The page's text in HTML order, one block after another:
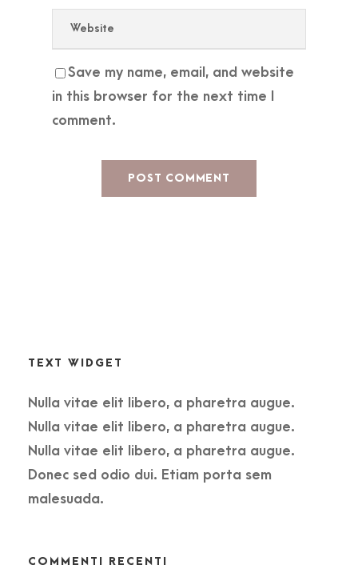
Save my name, email, and website
in this browser for the next time I
comment.
TEXT WIDGET
Nulla vitae elit libero, a pharetra augue.
Nulla vitae elit libero, a pharetra augue.
Nulla vitae elit libero, a pharetra augue.
Donec sed odio dui. Etiam porta sem
malesuada.
COMMENTI RECENTI